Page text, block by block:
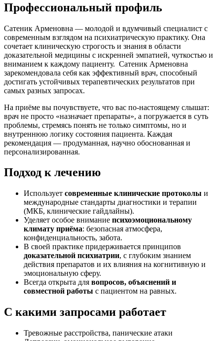
Профессиональный профиль
Сатеник Арменовна — молодой и вдумчивый специалист с
современным взглядом на психиатрическую практику. Она
сочетает клиническую строгость и знания в области
доказательной медицины с искренней эмпатией, чуткостью и
вниманием к каждому пациенту. Сатеник Арменовна
зарекомендовала себя как эффективный врач, способный
достигать устойчивых терапевтических результатов при
самых разных запросах.
На приёме вы почувствуете, что вас по-настоящему слышат:
врач не просто «назначает препараты», а погружается в суть
проблемы, стремясь понять не только симптомы, но и
внутреннюю логику состояния пациента. Каждая
рекомендация — продуманная, научно обоснованная и
персонализированная.
Подход к лечению
Использует современные клинические протоколы и
международные стандарты диагностики и терапии
(МКБ, клинические гайдлайны).
Уделяет особое внимание психоэмоциональному
климату приёма: безопасная атмосфера,
конфиденциальность, забота.
В своей практике придерживается принципов
доказательной психиатрии, с глубоким знанием
действия препаратов и их влияния на когнитивную и
эмоциональную сферу.
Всегда открыта для вопросов, объяснений и
совместной работы с пациентом на равных.
С какими запросами работает
Тревожные расстройства, панические атаки